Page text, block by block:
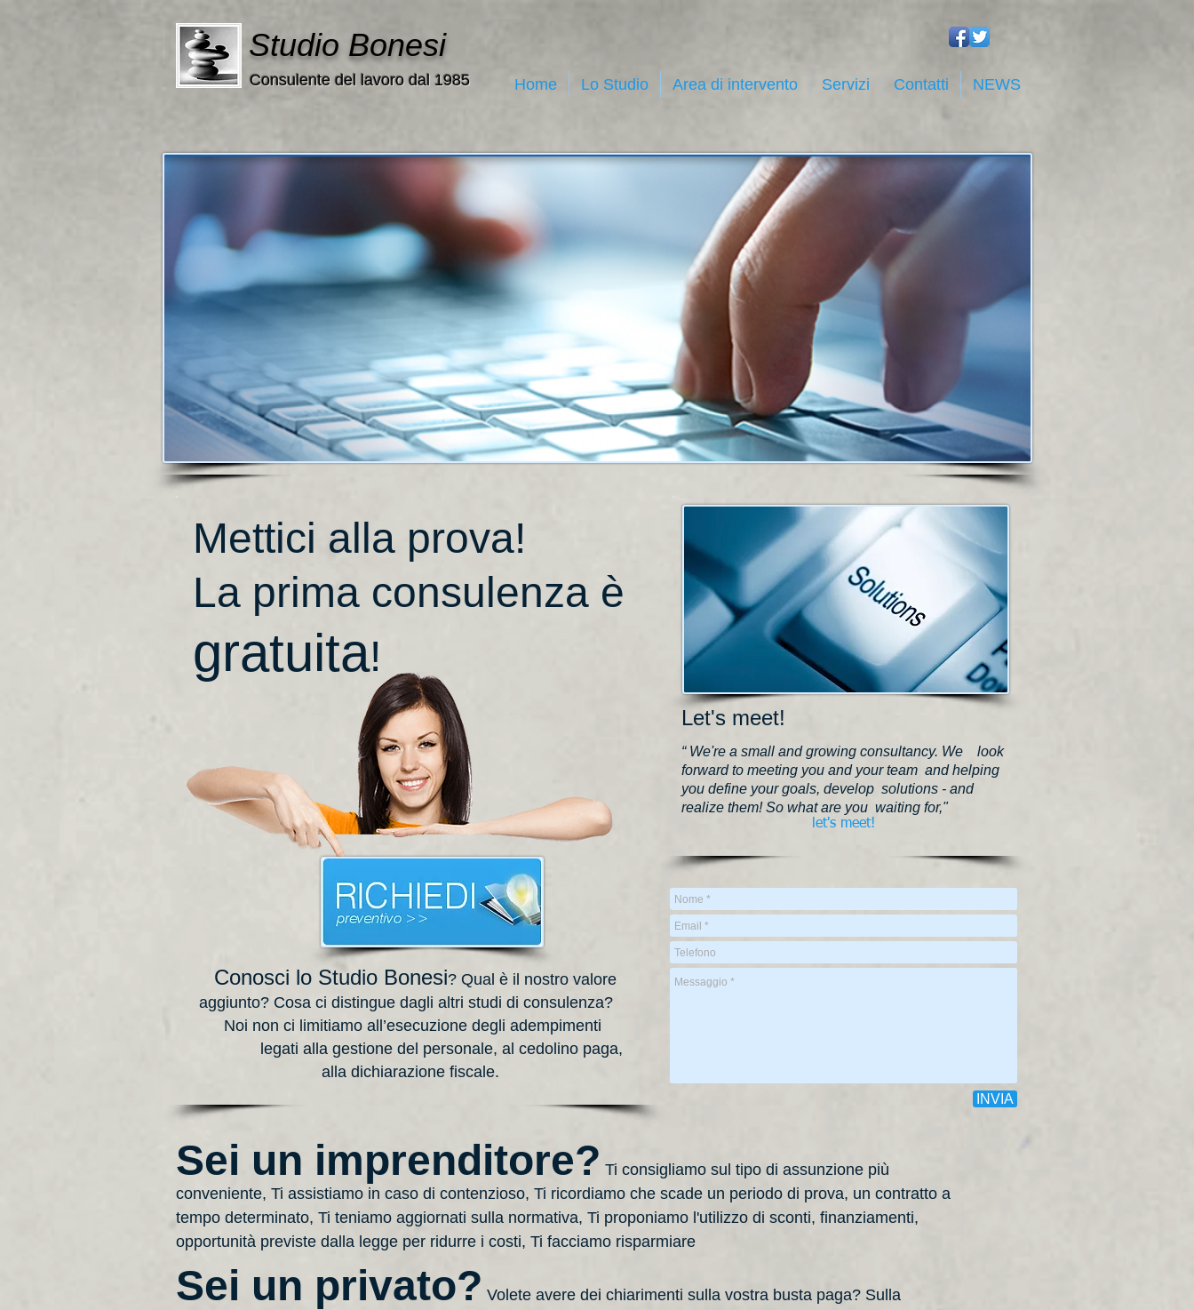
Studio Bonesi
Consulente del lavoro dal 1985 Home Lo Studio Area di intervento Servizi Contatti NEWS
Mettici alla prova!
La prima consulenza è
gratuita!
Conosci lo Studio Bonesi? Qual è il nostro valore
aggiunto? Cosa ci distingue dagli altri studi di consulenza?
Noi non ci limitiamo all’esecuzione degli adempimenti
legati alla gestione del personale, al cedolino paga,
alla dichiarazione fiscale.
Let's meet!
“ We're a small and growing consultancy. We look
forward to meeting you and your team and helping
you define your goals, develop solutions - and
realize them! So what are you waiting for,"
let's meet​!
INVIA
Sei un imprenditore? Ti consigliamo sul tipo di assunzione più
conveniente, Ti assistiamo in caso di contenzioso, Ti ricordiamo che scade un periodo di prova, un contratto a
tempo determinato, Ti teniamo aggiornati sulla normativa, Ti proponiamo l'utilizzo di sconti, finanziamenti,
opportunità previste dalla legge per ridurre i costi, Ti facciamo risparmiare
Sei un privato? Volete avere dei chiarimenti sulla vostra busta paga? Sulla